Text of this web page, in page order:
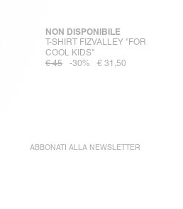
T-SHIRT FIZVALLEY "FOR
COOL KIDS"
NON DISPONIBILE
€ 45 -30% € 31,50
ABBONATI ALLA NEWSLETTER